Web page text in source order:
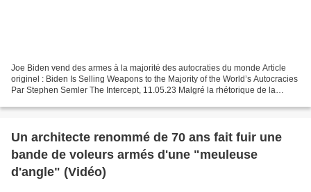
Joe Biden vend des armes à la majorité des autocraties du monde Article
originel : Biden Is Selling Weapons to the Majority of the World’s Autocracies
Par Stephen Semler The Intercept, 11.05.23 Malgré la rhétorique de la
Un architecte renommé de 70 ans fait fuir une
bande de voleurs armés d'une "meuleuse
d'angle" (Vidéo)